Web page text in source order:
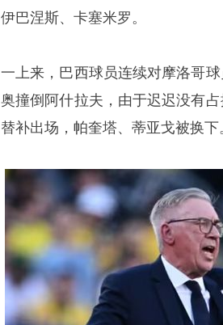
伊巴涅斯、卡塞米罗。
一上来，巴西球员连续对摩洛哥
奥撞倒阿什拉夫，由于迟迟没有
替补出场，帕奎塔、蒂亚戈被换下